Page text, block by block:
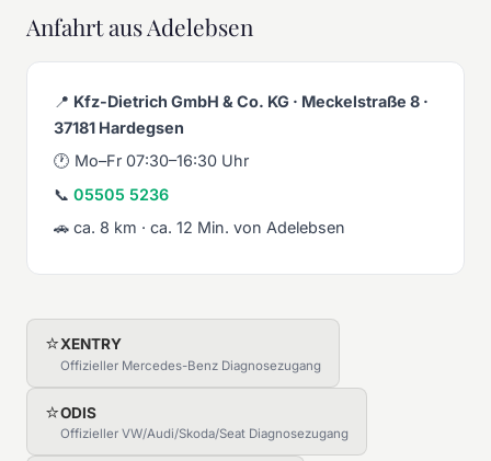
Anfahrt aus Adelebsen
📍 Kfz-Dietrich GmbH & Co. KG · Meckelstraße 8 ·
37181 Hardegsen
🕐 Mo–Fr 07:30–16:30 Uhr
📞 05505 5236
🚗 ca. 8 km · ca. 12 Min. von Adelebsen
⭐XENTRY
Offizieller Mercedes-Benz Diagnosezugang
⭐ODIS
Offizieller VW/Audi/Skoda/Seat Diagnosezugang